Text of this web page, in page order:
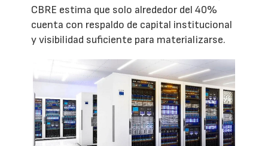
CBRE estima que solo alrededor del 40%
cuenta con respaldo de capital institucional
y visibilidad suficiente para materializarse.